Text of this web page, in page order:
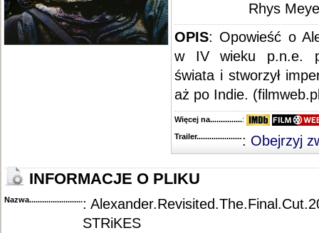
Rhys
OPIS: Opowieść o
w IV wieku p.n.e.
świata i stworzył
aż po Indie.
Więcej na........................................
:
Trailer...........................................
: Obejrzyj
INFORMACJE O PLIKU
Nazwa.............................................
:
STRiKES